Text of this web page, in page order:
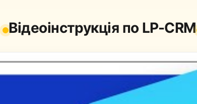
Відеоінструкція по LP-CRM